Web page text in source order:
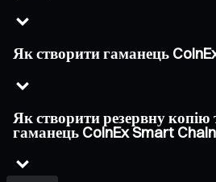
Як створити гаманець
Як створити резервну копію
гаманець CoinEx Smart